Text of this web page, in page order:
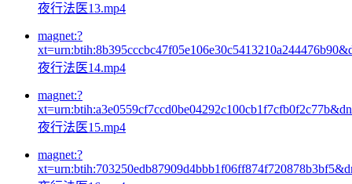
夜行法医13.mp4
magnet:?
夜行法医14.mp4
magnet:?
夜行法医15.mp4
magnet:?